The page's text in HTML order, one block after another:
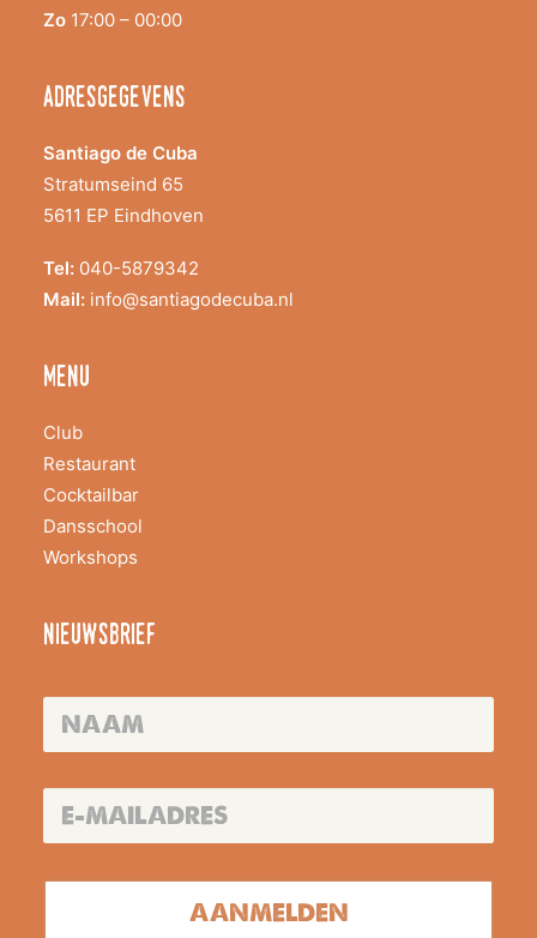
Zo 17:00 – 00:00
adresgegevens
Santiago de Cuba
Stratumseind 65
5611 EP Eindhoven
Tel: 040-5879342
Mail: info@santiagodecuba.nl
menu
Club
Restaurant
Cocktailbar
Dansschool
Workshops
nieuwsbrief